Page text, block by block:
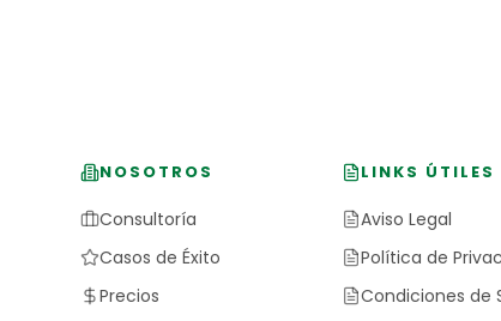
NOSOTROS
Consultoría
Casos de Éxito
Precios
LINKS ÚTILES
Aviso Legal
Política de
Condiciones de